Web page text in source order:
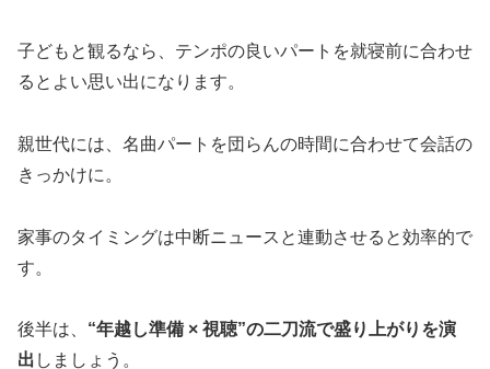
子どもと観るなら、テンポの良いパートを就寝前に合わせ
るとよい思い出になります。
親世代には、名曲パートを団らんの時間に合わせて会話の
きっかけに。
家事のタイミングは中断ニュースと連動させると効率的で
す。
後半は、 “年越し準備 × 視聴”の二刀流で盛り上がりを演
出 しましょう。